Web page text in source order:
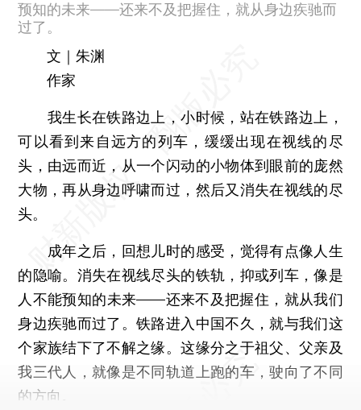
预知的未来——还来不及把握住，就从身边疾驰而
过了。
文｜朱渊
作家
我生长在铁路边上，小时候，站在铁路边上，
可以看到来自远方的列车，缓缓出现在视线的尽
头，由远而近，从一个闪动的小物体到眼前的庞然
大物，再从身边呼啸而过，然后又消失在视线的尽
头。
成年之后，回想儿时的感受，觉得有点像人生
的隐喻。消失在视线尽头的铁轨，抑或列车，像是
人不能预知的未来——还来不及把握住，就从我们
身边疾驰而过了。铁路进入中国不久，就与我们这
个家族结下了不解之缘。这缘分之于祖父、父亲及
我三代人，就像是不同轨道上跑的车，驶向了不同
的方向。